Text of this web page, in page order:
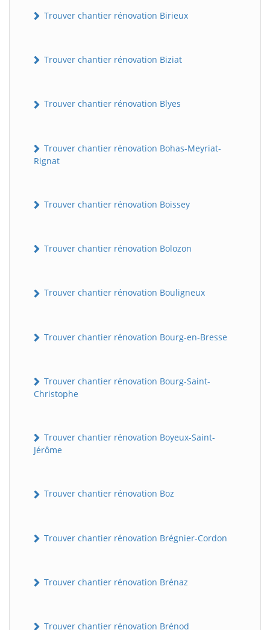
Trouver chantier rénovation Birieux
Trouver chantier rénovation Biziat
Trouver chantier rénovation Blyes
Trouver chantier rénovation Bohas-Meyriat-
Rignat
Trouver chantier rénovation Boissey
Trouver chantier rénovation Bolozon
Trouver chantier rénovation Bouligneux
Trouver chantier rénovation Bourg-en-Bresse
Trouver chantier rénovation Bourg-Saint-
Christophe
Trouver chantier rénovation Boyeux-Saint-
Jérôme
Trouver chantier rénovation Boz
Trouver chantier rénovation Brégnier-Cordon
Trouver chantier rénovation Brénaz
Trouver chantier rénovation Brénod